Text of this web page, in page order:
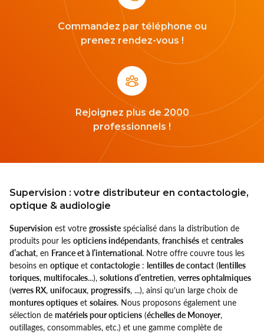
Commandez par téléphone ou
prenez rendez-vous !
Rejoignez plus de 2000
professionnels !
Supervision : votre distributeur en contactologie,
optique & audiologie
Supervision est votre grossiste spécialisé dans la distribution de
produits pour les opticiens indépendants, franchisés et centrales
d’achat, en France et à l’international. Notre offre couvre tous les
besoins en optique et contactologie : lentilles de contact (lentilles
toriques, multifocales...), solutions d’entretien, verres ophtalmiques
(verres RX, unifocaux, progressifs, ...), ainsi qu’un large choix de
montures optiques et solaires. Nous proposons également une
sélection de matériels pour opticiens (échelles de Monoyer,
outillages, consommables, etc.) et une gamme complète de